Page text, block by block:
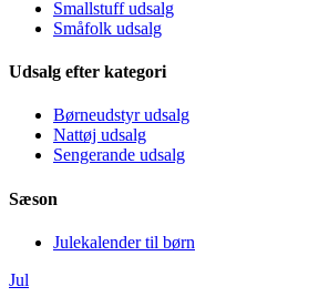
Smallstuff udsalg
Småfolk udsalg
Udsalg efter kategori
Børneudstyr udsalg
Nattøj udsalg
Sengerande udsalg
Sæson
Julekalender til børn
Jul